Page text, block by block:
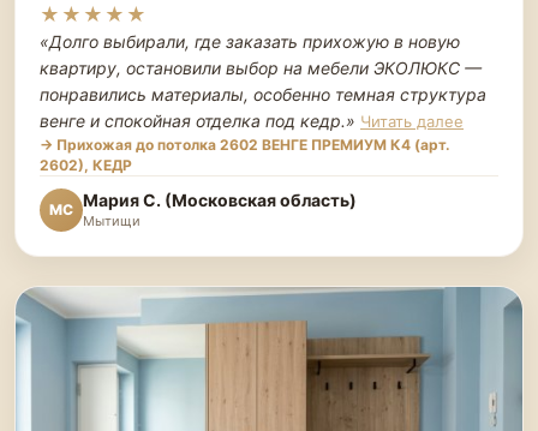
★★★★★
«Долго выбирали, где заказать прихожую в новую
квартиру, остановили выбор на мебели ЭКОЛЮКС —
понравились материалы, особенно темная структура
венге и спокойная отделка под кедр.» Читать далее
→ Прихожая до потолка 2602 ВЕНГЕ ПРЕМИУМ К4 (арт.
2602), КЕДР
МС Мария С. (Московская область)
Мытищи